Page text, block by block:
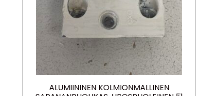
ALUMIININEN KOLMIONMALLINEN